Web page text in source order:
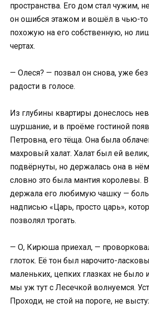
пространства. Его дом стал чужим,
он ошибся этажом и вошёл в чью-
похожую на его собственную, но
чертах.
— Олеся? — позвал он снова, уже
радости в голосе.
Из глубины квартиры донеслось
шуршание, и в проёме гостиной
Петровна, его тёща. Она была
махровый халат. Халат был ей
подвёрнуты, но держалась она в
словно это была мантия королевы.
держала его любимую чашку —
надписью «Царь, просто царь»,
позволял трогать.
— О, Кирюша приехал, —
глоток. Её тон был нарочито-
маленьких, цепких глазках не было
мы уж тут с Лесечкой волнуемся.
Проходи, не стой на пороге, не